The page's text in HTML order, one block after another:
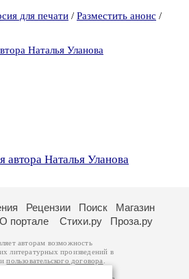
для печати / Разместить анонс /
Наталья Уланова
автора Наталья Уланова
Рецензии Поиск
Магазин
О портале Стихи.ру Проза.ру
авторам возможность
литературных произведений в
пользовательского договора
принадлежат авторам